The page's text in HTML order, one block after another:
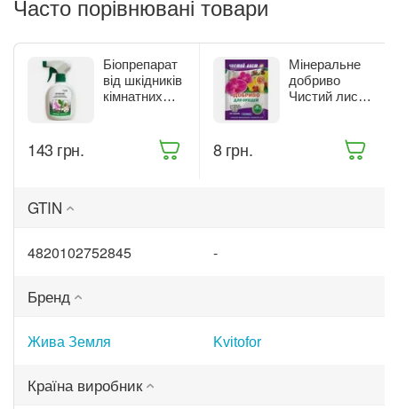
Часто порівнювані товари
Біопрепарат
від шкідників
кімнатних
спрей 300 мл
‍143‍ грн.
Мінеральне
добриво
Чистий лист
‍8‍ грн.
GTIN
4820102752845 -
Бренд
Жива Земля Kvitofor
Країна виробник